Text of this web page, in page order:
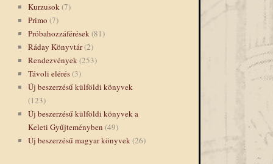
Kurzusok(7)
Primo (7)
Próbahozzáférések(81)
Ráday Könyvtár(2)
Rendezvények(253)
Távoli elérés(3)
Új beszerzésű külföldi könyvek
(123)
Új beszerzésű külföldi könyvek a
Keleti Gyűjteményben (49)
Új beszerzésű magyar könyvek(26)